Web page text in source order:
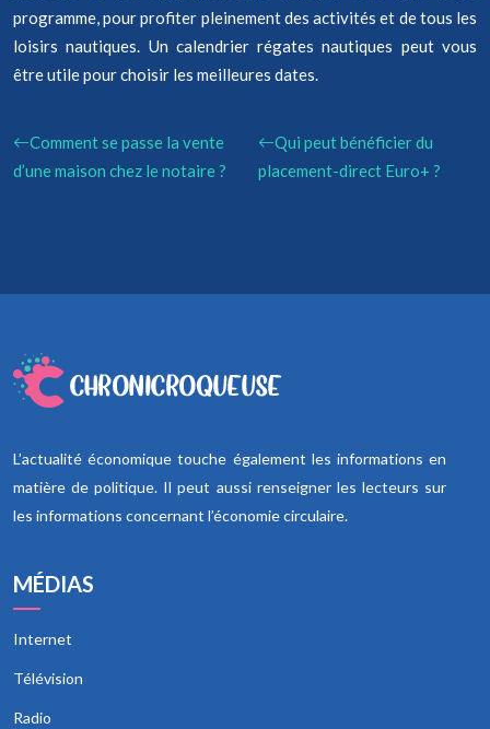
programme, pour profiter pleinement des activités et de tous les
loisirs nautiques. Un calendrier régates nautiques peut vous
être utile pour choisir les meilleures dates.
Comment se passe la vente
d’une maison chez le notaire ?
Qui peut bénéficier du
placement-direct Euro+ ?
L’actualité économique touche également les informations en
matière de politique. Il peut aussi renseigner les lecteurs sur
les informations concernant l’économie circulaire.
MÉDIAS
Internet
Télévision
Radio